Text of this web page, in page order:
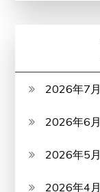
2026年7月
2026年6月
2026年5月
2026年4月